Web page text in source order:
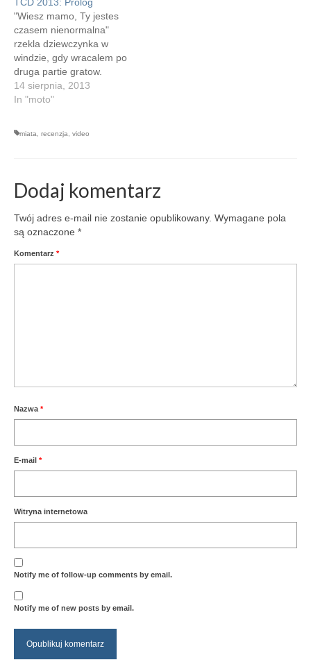
słaaabe. Jedna końcowa
scena, miszczostwo, ale
takie bardziej paszczowe.
"Zabieram Ci samochód i
zostawiam dom" i pyk laska
odjeżdża camperem…
TCD 2013: Prolog
"Wiesz mamo, Ty jestes
czasem nienormalna"
rzekla dziewczynka w
windzie, gdy wracalem po
druga partie gratow.
"Czemu?" - zapytala
mama. "Bo jestes czasem
dziewczynka. Well, malo to
zwiazane z wyjazdem, ale
4h15m. Ruch na drodze
ogromny - z ulga
14 sierpnia, 2013
In "moto"
miata, recenzja, video
Dodaj komentarz
Twój adres e-mail nie zostanie opublikowany. Wymagane pola
są oznaczone *
Komentarz *
Nazwa*
E-mail *
Witryna internetowa
Notify me of follow-up comments by email.
Notify me of new posts by email.